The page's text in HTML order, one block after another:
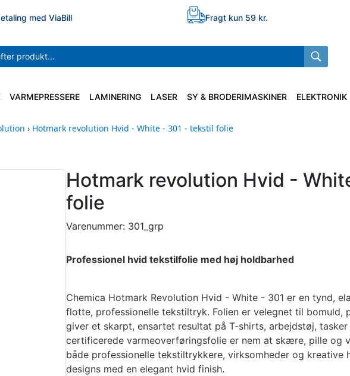
med ViaBill Fragt kun 59 kr.
VARMEPRESSERE LAMINERING LASER SY & BRODERIMASKINER ELEKTRONIK
› Hotmark revolution Hvid - White - 301 - tekstil folie
Hotmark revolution Hvid -
folie
Varenummer: 301_grp
Professionel hvid tekstilfolie med høj holdbarhed
Chemica Hotmark Revolution Hvid - White - 301 er en tynd,
flotte, professionelle tekstiltryk. Folien er velegnet til bomuld,
giver et skarpt, ensartet resultat på T-shirts, arbejdstøj,
certificerede varmeoverføringsfolie er nem at skære, pille og
både professionelle tekstiltrykkere, virksomheder og kreative
designs med en elegant hvid finish.